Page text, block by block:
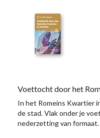
Voettocht door het
In het Romeins Kwartier
de stad. Vlak onder je
nederzetting van formaat.